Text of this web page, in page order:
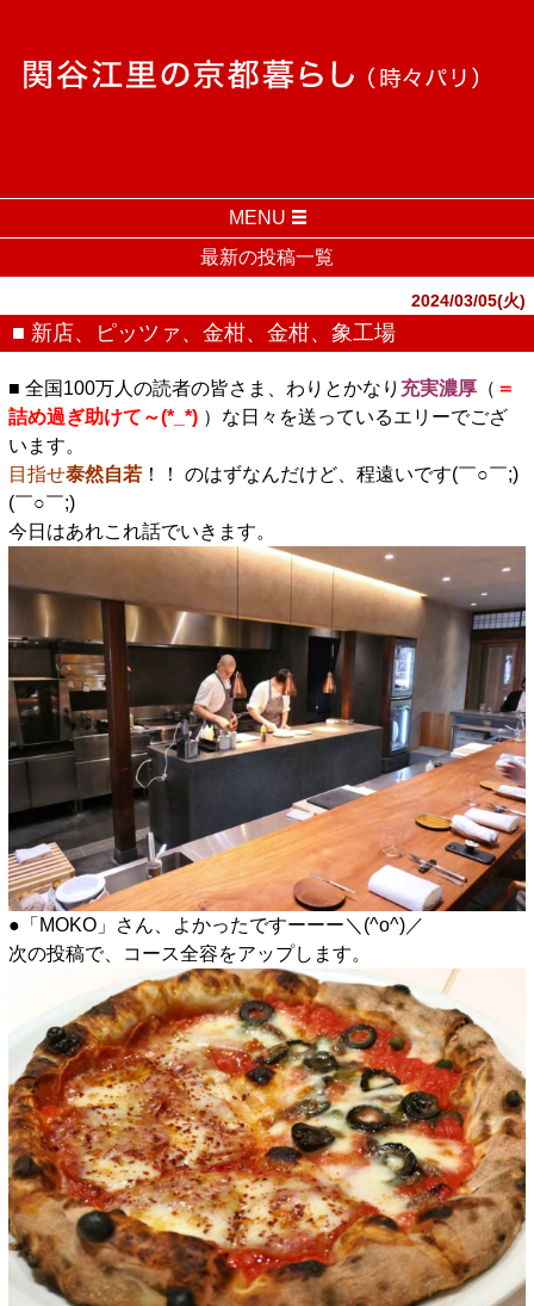
MENU
最新の投稿一覧
2024/03/05(火)
■ 新店、ピッツァ、金柑、金柑、象工場
■ 全国100万人の読者の皆さま、わりとかなり 充実濃厚（ ＝
詰め過ぎ助けて～(*_*) ）な日々を送っているエリーでござ
います。
目指せ泰然自若！！ のはずなんだけど、程遠いです(￣○￣;)
(￣○￣;)
今日はあれこれ話でいきます。
●「MOKO」さん、よかったですーーー＼(^o^)／
次の投稿で、コース全容をアップします。